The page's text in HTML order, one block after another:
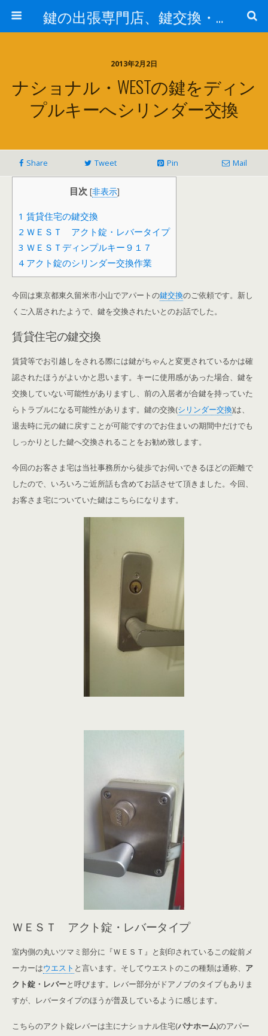
鍵の出張専門店、鍵交換・修理が格安料金/東京・埼玉・さいたま市
2013年2月2日
ナショナル・WESTの鍵をディン
プルキーへシリンダー交換
Share Tweet Pin Mail
目次 [非表示]
1 賃貸住宅の鍵交換
2 ＷＥＳＴ アクト錠・レバータイプ
3 ＷＥＳＴディンプルキー９１７
4 アクト錠のシリンダー交換作業
今回は東京都東久留米市小山でアパートの鍵交換のご依頼です。新し
くご入居されたようで、鍵を交換されたいとのお話でした。
賃貸住宅の鍵交換
賃貸等でお引越しをされる際には鍵がちゃんと変更されているかは確
認されたほうがよいかと思います。キーに使用感があった場合、鍵を
交換していない可能性がありますし、前の入居者が合鍵を持っていた
らトラブルになる可能性があります。鍵の交換(シリンダー交換)は、
退去時に元の鍵に戻すことが可能ですのでお住まいの期間中だけでも
しっかりとした鍵へ交換されることをお勧め致します。
今回のお客さま宅は当社事務所から徒歩でお伺いできるほどの距離で
したので、いろいろご近所話も含めてお話させて頂きました。今回、
お客さま宅についていた鍵はこちらになります。
ＷＥＳＴ アクト錠・レバータイプ
室内側の丸いツマミ部分に『ＷＥＳＴ』と刻印されているこの錠前メ
ーカーはウエスト と言います。そしてウエストのこの種類は通称、 ア
クト錠・レバーと呼びます。レバー部分がドアノブのタイプもありま
すが、レバータイプのほうが普及しているように感じます。
こちらのアクト錠レバーは主にナショナル住宅(パナホーム)のアパー